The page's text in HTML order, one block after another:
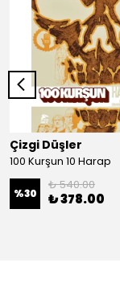
Çizgi Düşler
100 Kurşun 10 Harap
%30
₺ 540.00
₺ 378.00